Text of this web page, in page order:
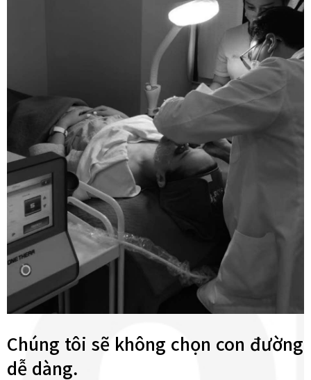
Chúng tôi sẽ không chọn con đường
dễ dàng.